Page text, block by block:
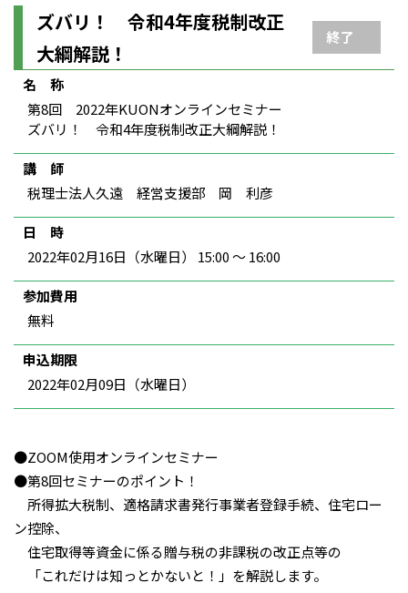
ズバリ！ 令和4年度税制改正
大綱解説！
終了
名 称
第8回 2022年KUONオンラインセミナー
ズバリ！ 令和4年度税制改正大綱解説！
講 師
税理士法人久遠 経営支援部 岡 利彦
日 時
2022年02月16日（水曜日） 15:00 ～ 16:00
参加費用
無料
申込期限
2022年02月09日（水曜日）
●ZOOM使用オンラインセミナー
●第8回セミナーのポイント！
所得拡大税制、適格請求書発行事業者登録手続、住宅ロー
ン控除、
住宅取得等資金に係る贈与税の非課税の改正点等の
「これだけは知っとかないと！」を解説します。